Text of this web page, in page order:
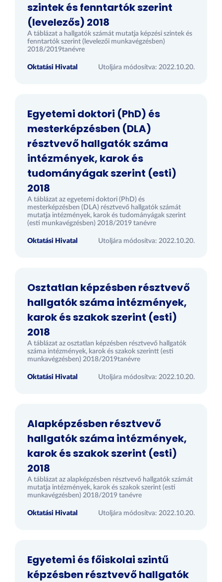
szintek és fenntartók szerint
(levelezős) 2018
A táblázat a hallgatók számát mutatja képzési szintek és
fenntartók szerint (levelezői munkavégzésben)
2018/2019tanévre
Oktatási Hivatal Utoljára módosítva: 2022.10.20.
Egyetemi doktori (PhD) és
mesterképzésben (DLA)
résztvevő hallgatók száma
intézmények, karok és
tudományágak szerint (esti)
2018
A táblázat az egyetemi doktori (PhD) és
mesterképzésben (DLA) résztvevő hallgatók számát
mutatja intézmények, karok és tudományágak szerint
(esti munkavégzésben) 2018/2019 tanévre
Oktatási Hivatal Utoljára módosítva: 2022.10.20.
Osztatlan képzésben résztvevő
hallgatók száma intézmények,
karok és szakok szerint (esti)
2018
A táblázat az osztatlan képzésben résztvevő hallgatók
száma intézmények, karok és szakok szerintt (esti
munkavégzésben) 2018/2019tanévre
Oktatási Hivatal Utoljára módosítva: 2022.10.20.
Alapképzésben résztvevő
hallgatók száma intézmények,
karok és szakok szerint (esti)
2018
A táblázat az alapképzésben résztvevő hallgatók számát
mutatja intézmények, karok és szakok szerint (esti
munkavégzésben) 2018/2019 tanévre
Oktatási Hivatal Utoljára módosítva: 2022.10.20.
Egyetemi és főiskolai szintű
képzésben résztvevő hallgatók